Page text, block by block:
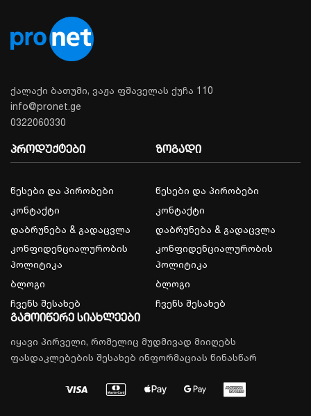
ქალაქი ბათუმი, ვაჟა ფშაველას ქუჩა 110
info@pronet.ge
0322060330
პროდუქტები
წესები და პირობები
კონტაქტი
დაბრუნება & გადაცვლა
კონფიდენციალურობის
პოლიტიკა
ბლოგი
ჩვენს შესახებ
ზოგადი
წესები და პირობები
კონტაქტი
დაბრუნება & გადაცვლა
კონფიდენციალურობის
პოლიტიკა
ბლოგი
ჩვენს შესახებ
გამოიწერე სიახლეები
იყავი პირველი, რომელიც მუდმივად მიიღებს
ფასდაკლებების შესახებ ინფორმაციას წინასწარ